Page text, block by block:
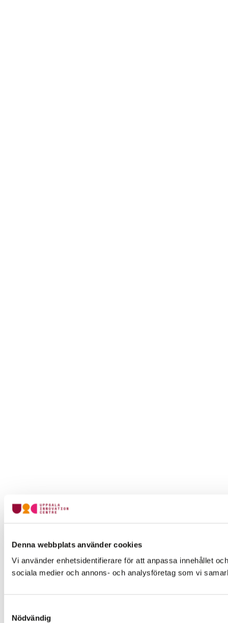
Denna webbplats använder cookies
Vi använder enhetsidentifierare för att anpassa innehållet
sociala medier och annons- och analysföretag som vi
Nödvändig